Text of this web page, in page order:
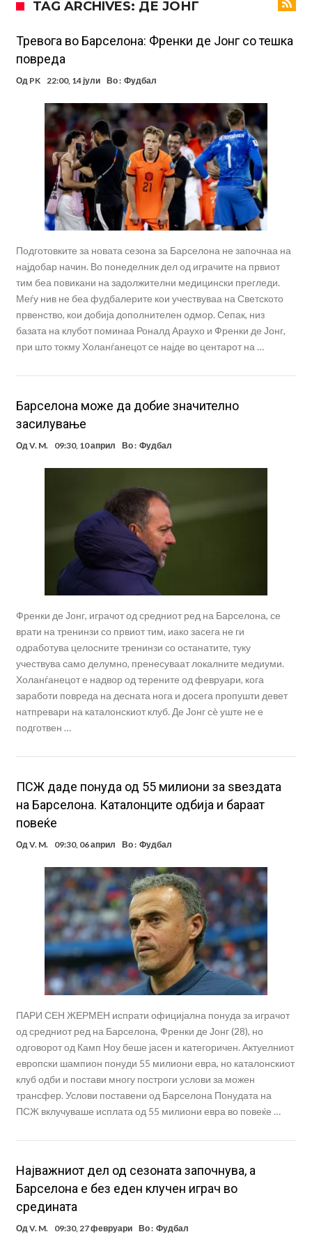
Рафаел Леао со нова понуда од Турција
Тикет на денот (петок, 07.08.2026)
Фиренца во транс од Мастантоно
Продаден резервниот голман на Сити за 50 милиони евра
Сврзуваат уште еден англиски репрезентативец со Ливерпул
Замена за Влаховиќ: Напаѓачот на Манчестер доаѓа во Јувентус!
УЕФА повторно се заканува со бојкот на турнирите на ФИФА
поради Инфантино
TAG ARCHIVES: ДЕ ЈОНГ
Тревога во Барселона: Френки де Јонг со тешка
повреда
Од PK 22:00, 14 јули Во : Фудбал
Подготовките за новата сезона за Барселона не започнаа на
најдобар начин. Во понеделник дел од играчите на првиот
тим беа повикани на задолжителни медицински прегледи.
Меѓу нив не беа фудбалерите кои учествуваа на Светското
првенство, кои добија дополнителен одмор. Сепак, низ
базата на клубот поминаа Роналд Араухо и Френки де Јонг,
при што токму Холанѓанецот се најде во центарот на …
Барселона може да добие значително
засилување
ОдV. M. 09:30, 10 април Во : Фудбал
Френки де Јонг, играчот од средниот ред на Барселона, се
врати на тренинзи со првиот тим, иако засега не ги
одработува целосните тренинзи со останатите, туку
учествува само делумно, пренесуваат локалните медиуми.
Холанѓанецот е надвор од терените од февруари, кога
заработи повреда на десната нога и досега пропушти девет
натпревари на каталонскиот клуб. Де Јонг сè уште не е
подготвен …
ПСЖ даде понуда од 55 милиони за ѕвездата
на Барселона. Каталонците одбија и бараат
повеќе
ОдV. M. 09:30, 06 април Во : Фудбал
ПАРИ СЕН ЖЕРМЕН испрати официјална понуда за играчот
од средниот ред на Барселона, Френки де Јонг (28), но
одговорот од Камп Ноу беше јасен и категоричен. Актуелниот
европски шампион понуди 55 милиони евра, но каталонскиот
клуб одби и постави многу построги услови за можен
трансфер. Услови поставени од Барселона Понудата на
ПСЖ вклучуваше исплата од 55 милиони евра во повеќе …
Најважниот дел од сезоната започнува, а
Барселона е без еден клучен играч во
средината
Од V. M. 09:30, 27 февруари Во : Фудбал